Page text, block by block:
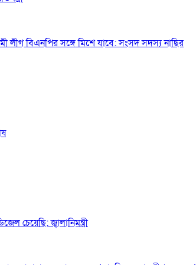
বিএনপির সঙ্গে মিশে যাবে: সংসদ সদস্য নাছির
চেয়েছি: জ্বালানিমন্ত্রী